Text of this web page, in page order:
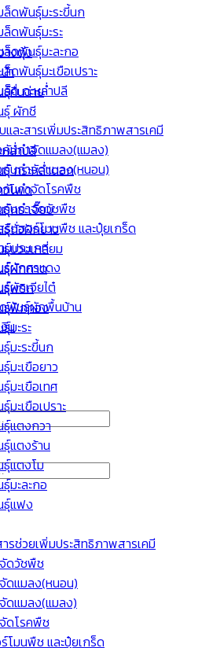
ล็ดพันธุ์มะระขี้นก
ล็ดพันธุ์มะระ
ล็ดพันธุ์มะละกอ
ล็ดพันธุ์มะเขือเปราะ
ล็ด กะหล่ำปลี
และสารเพิ่มประสิทธิภาพสารเคมี
นกำจัดแมลง(แมลง)
นกำจัดแมลง(หนอน)
นกำจัดโรคพืช
กันกำจัดวัชพืช
ริมฮอร์โมนพืช และปุ๋ยเกร็ด
ประเภท
ผักศรแดง
ผักเจียไต๋
พันธุ์ผักพื้นบ้าน
น
างตุ้ง
า
คื่นฉ่าย
ธุ์ ผักชี
ล่ำปลี
กระหล่ำดอก
วโพด
กระเจี๊ยบ
ถั่วฝักยาว
บวบเหลี่ยม
ธุ์ผักกาด
ธุ์พริก
ธุ์ฟักทอง
มะระ
มะระขี้นก
มะเขือยาว
มะเขือเทศ
มะเขือเปราะ
แตงกวา
แตงร้าน
แตงโม
มะละกอ
ธุ์แฟง
ารช่วยเพิ่มประสิทธิภาพสารเคมี
ดวัชพืช
ดแมลง(หนอน)
ดแมลง(แมลง)
ดโรคพืช
โมนพืช และปุ๋ยเกร็ด